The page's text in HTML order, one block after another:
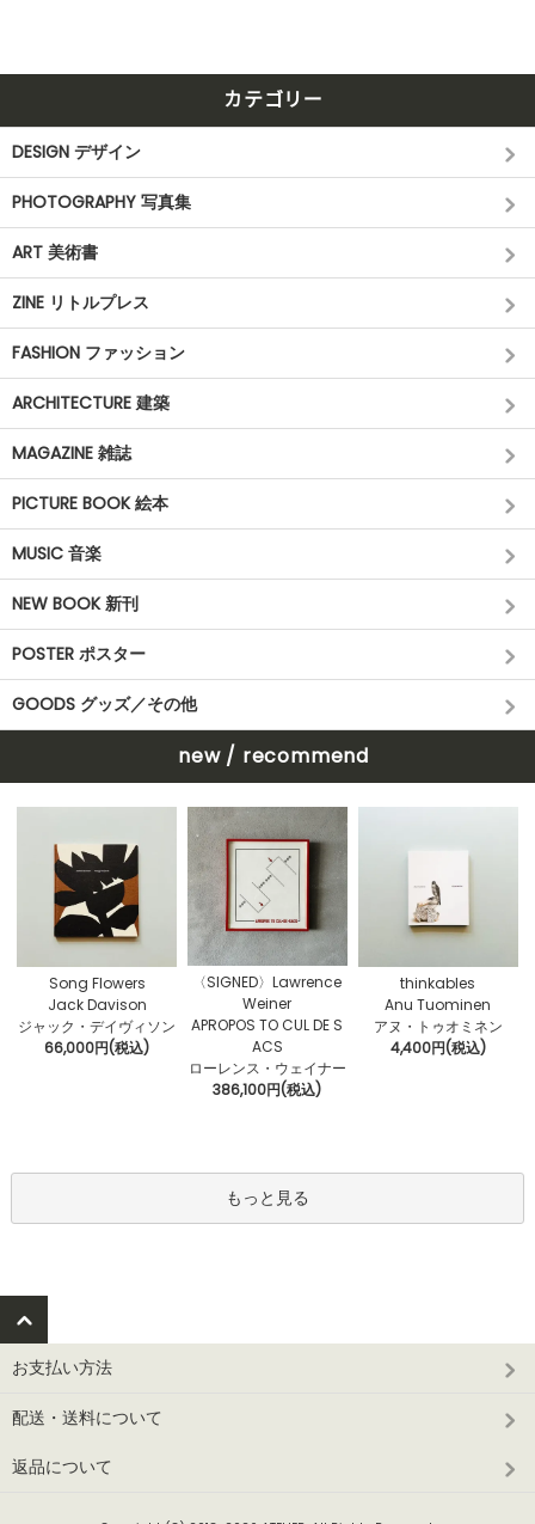
カテゴリー
DESIGN デザイン
PHOTOGRAPHY 写真集
ART 美術書
ZINE リトルプレス
FASHION ファッション
ARCHITECTURE 建築
MAGAZINE 雑誌
PICTURE BOOK 絵本
MUSIC 音楽
NEW BOOK 新刊
POSTER ポスター
GOODS グッズ／その他
new / recommend
Song Flowers
Jack Davison
ジャック・デイヴィソン
66,000円(税込)
〈SIGNED〉Lawrence
Weiner
APROPOS TO CUL DE S
ACS
ローレンス・ウェイナー
386,100円(税込)
thinkables
Anu Tuominen
アヌ・トゥオミネン
4,400円(税込)
もっと見る
お支払い方法
配送・送料について
返品について